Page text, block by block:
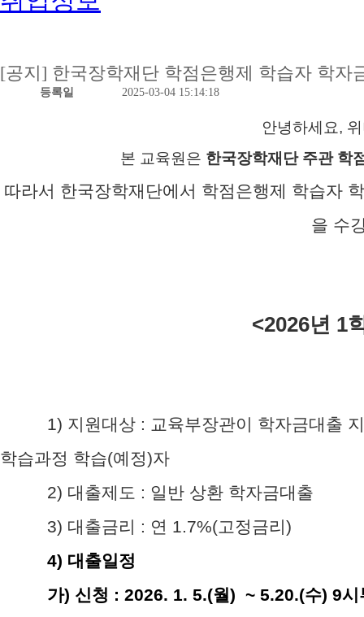
[공지] 한국장학재단 학점은행제 학습자 학자
등록일 2025-03-04 15:14:18
안녕하세요,
본 교육원은 한국장학재단 주관 학
따라서 한국장학재단에서 학점은행제 학습자
을 수
<2026년 1
1) 지원대상 : 교육부장관이 학자금대출
학습과정 학습(예정)자
2) 대출제도 : 일반 상환 학자금대출
3) 대출금리 : 연 1.7%(고정금리)
4) 대출일정
가) 신청 : 2026. 1. 5.(월) ~ 5.20.(수) 9시